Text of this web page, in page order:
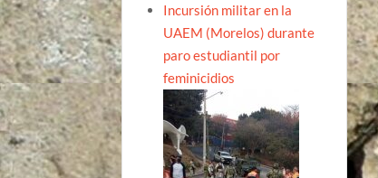
Incursión militar en la
UAEM (Morelos) durante
paro estudiantil por
feminicidios